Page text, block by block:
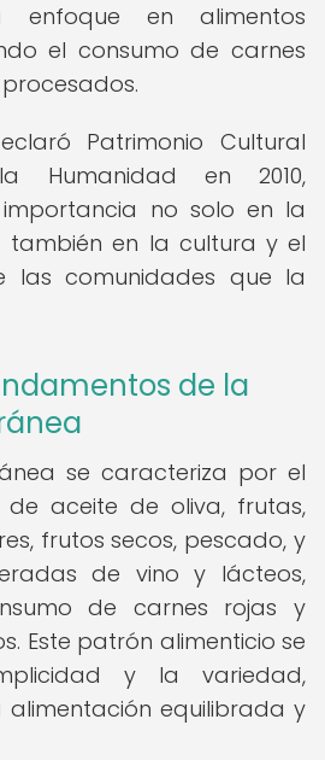
enfoque en alimentos
el consumo de carnes
Patrimonio Cultural
Humanidad en 2010,
no solo en la
también en la cultura y el
las comunidades que la
de la
se caracteriza por el
de aceite de oliva, frutas,
frutos secos, pescado, y
de vino y lácteos,
de carnes rojas y
Este patrón alimenticio se
y la variedad,
alimentación equilibrada y